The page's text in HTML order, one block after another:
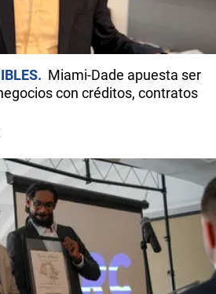
Miami-Dade apuesta ser
con créditos, contratos